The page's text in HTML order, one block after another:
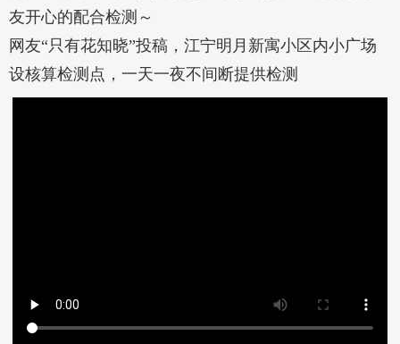
友开心的配合检测～
网友“只有花知晓”投稿，江宁明月新寓小区内小广场
设核算检测点，一天一夜不间断提供检测